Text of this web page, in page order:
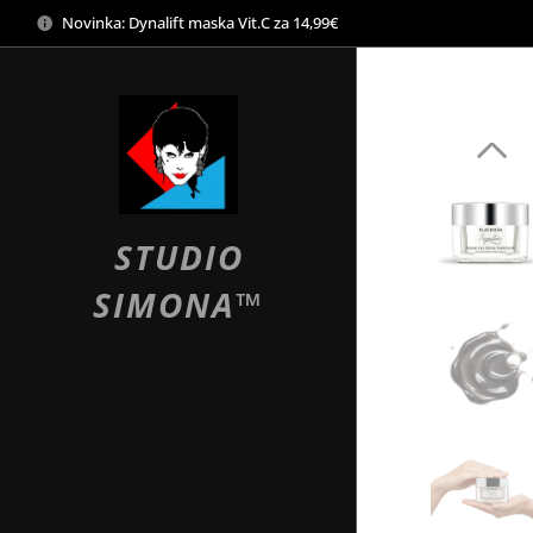
Novinka: Dynalift maska Vit.C za 14,99€
STUDIO
SIMONA™